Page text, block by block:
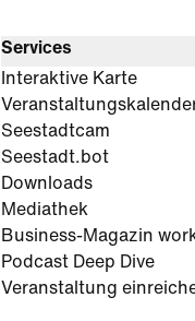
Services
Interaktive Karte
Seestadtcam
Seestadt.bot
Downloads
Mediathek
Business-Magazin
Podcast Deep Dive
Veranstaltung